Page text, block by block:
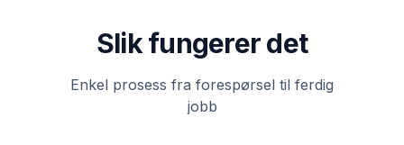
Slik fungerer det
Enkel prosess fra forespørsel til ferdig
jobb